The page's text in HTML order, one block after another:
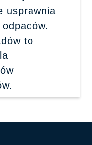
usprawnia
to